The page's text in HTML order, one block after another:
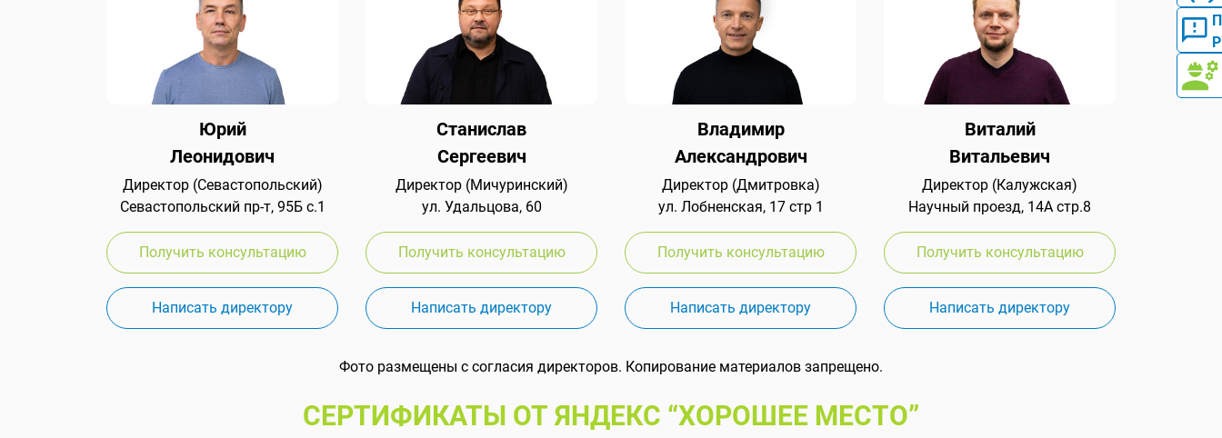
Юрий
Леонидович
Директор (Севастопольский)
Севастопольский пр-т, 95Б с.1
Получить консультацию
Написать директору
Станислав
Сергеевич
Директор (Мичуринский)
ул. Удальцова, 60
Получить консультацию
Написать директору
Владимир
Александрович
Директор (Дмитровка)
ул. Лобненская, 17 стр 1
Получить консультацию
Написать директору
Виталий
Витальевич
Директор (Калужская)
Научный проезд, 14А стр.8
Получить консультацию
Написать директору
Фото размещены с согласия директоров. Копирование материалов запрещено.
СЕРТИФИКАТЫ ОТ ЯНДЕКС “ХОРОШЕЕ МЕСТО”